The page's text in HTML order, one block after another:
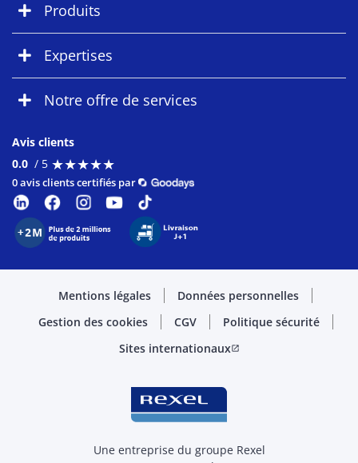
Produits
Expertises
Notre offre de services
Avis clients
0.0 / 5 ★★★★★
★★★★★
0 avis clients certifiés par
Mentions légales
Données personnelles
Gestion des cookies
CGV
Politique sécurité
Sites internationauxopen_in_new
Une entreprise du groupe Rexel